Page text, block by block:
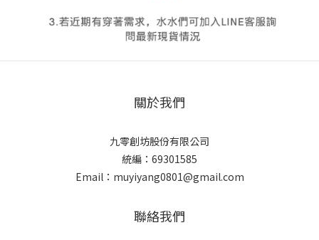
關於我們
九零創坊股份有限公司
統編：69301585
Email：muyiyang0801@gmail.com
聯絡我們